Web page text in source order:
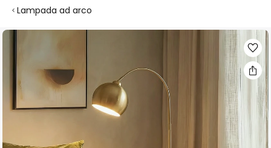
Lampada ad arco
Vai
fine
della
galleria